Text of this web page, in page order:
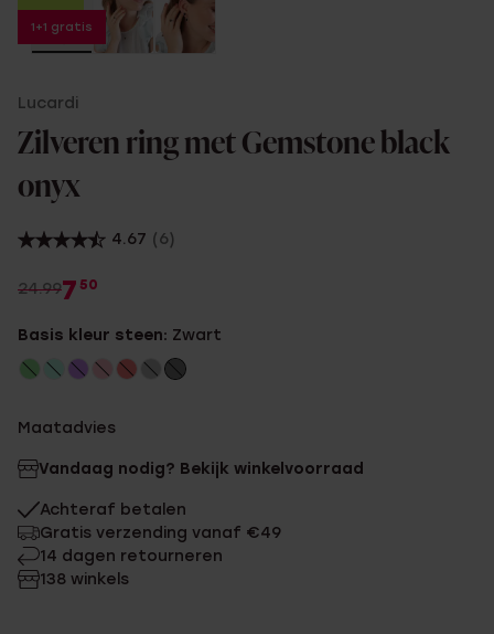
1+1 gratis
Lucardi
Zilveren ring met Gemstone black
onyx
4.67 (6)
24.997 50
Basis kleur steen: Zwart
Maatadvies
Vandaag nodig? Bekijk winkelvoorraad
Achteraf betalen
Gratis verzending vanaf €49
14 dagen retourneren
138 winkels